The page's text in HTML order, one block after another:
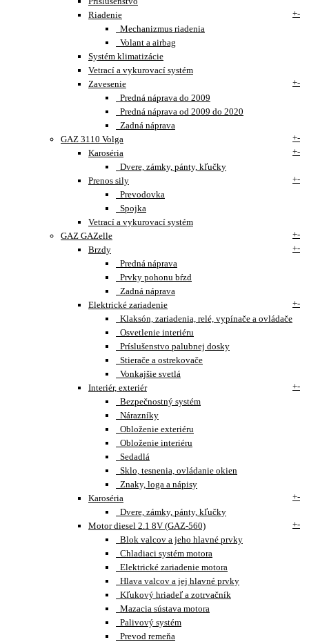
Riadenie
+-
Mechanizmus riadenia
Volant a airbag
Systém klimatizácie
Vetrací a vykurovací systém
Zavesenie
+-
Predná náprava do 2009
Predná náprava od 2009 do 2020
Zadná náprava
GAZ 3110 Volga
+-
Karoséria
+-
Dvere, zámky, pánty, kľučky
Prenos sily
+-
Prevodovka
Spojka
Vetrací a vykurovací systém
GAZ GAZelle
+-
Brzdy
+-
Predná náprava
Prvky pohonu bŕzd
Zadná náprava
Elektrické zariadenie
+-
Klaksón, zariadenia, relé, vypínače a ovládače
Osvetlenie interiéru
Príslušenstvo palubnej dosky
Stierače a ostrekovače
Vonkajšie svetlá
Interiér, exteriér
+-
Bezpečnostný systém
Nárazníky
Obloženie exteriéru
Obloženie interiéru
Sedadlá
Sklo, tesnenia, ovládanie okien
Znaky, loga a nápisy
Karoséria
+-
Dvere, zámky, pánty, kľučky
Motor diesel 2.1 8V (GAZ-560)
+-
Blok valcov a jeho hlavné prvky
Chladiaci systém motora
Elektrické zariadenie motora
Hlava valcov a jej hlavné prvky
Kľukový hriadeľ a zotrvačník
Mazacia sústava motora
Palivový systém
Prevod remeňa